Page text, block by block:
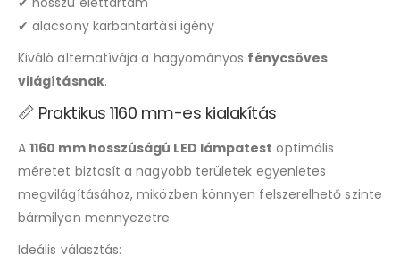
✔ alacsony karbantartási igény
Kiváló alternatívája a hagyományos fénycsöves
világításnak.
📏 Praktikus 1160 mm-es kialakítás
A1160 mm hosszúságú LED lámpatest optimális
méretet biztosít a nagyobb területek egyenletes
megvilágításához, miközben könnyen felszerelhető szinte
bármilyen mennyezetre.
Ideális választás: